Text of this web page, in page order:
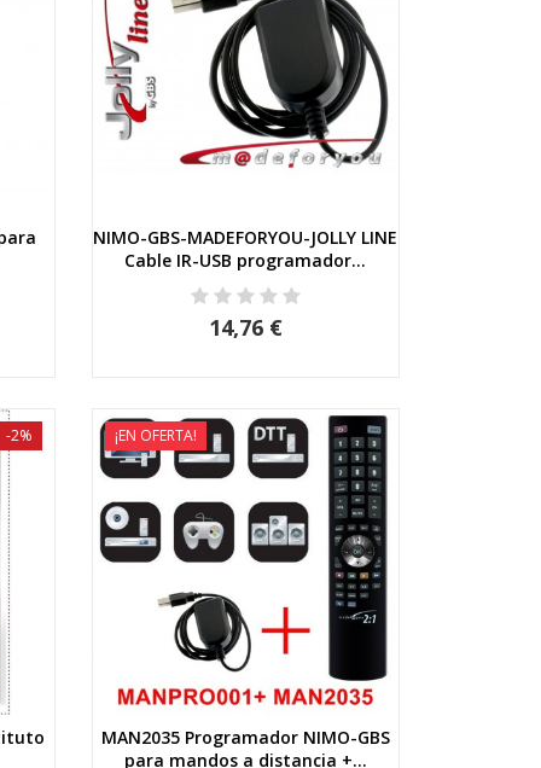
Vista rápida
NIMO-GBS-MADEFORYOU-JOLLY LINE
Cable IR-USB programador...
14,76 €
-2% ¡EN OFERTA!
Vista rápida
MAN2035 Programador NIMO-GBS
para mandos a distancia +...